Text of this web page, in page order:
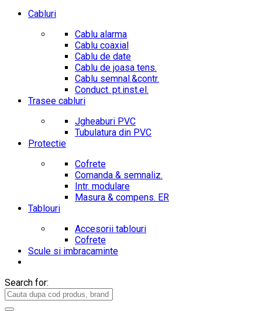
Cabluri
Cablu alarma
Cablu coaxial
Cablu de date
Cablu de joasa tens.
Cablu semnal.&contr.
Conduct. pt.inst.el.
Trasee cabluri
Jgheaburi PVC
Tubulatura din PVC
Protectie
Cofrete
Comanda & semnaliz.
Intr. modulare
Masura & compens. ER
Tablouri
Accesorii tablouri
Cofrete
Scule si imbracaminte
Search for: